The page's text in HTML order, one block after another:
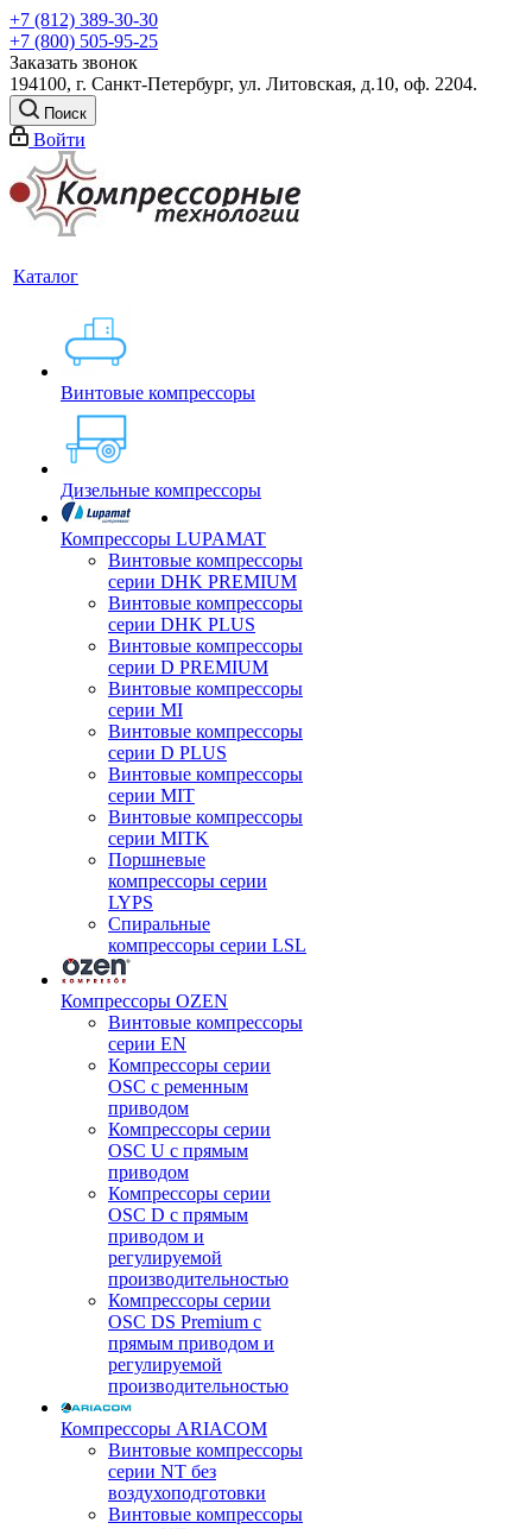
+7 (812) 389-30-30
+7 (800) 505-95-25
Заказать звонок
194100, г. Санкт-Петербург, ул. Литовская, д.10, оф. 2204.
Поиск
Войти
Каталог
Винтовые компрессоры
Дизельные компрессоры
Компрессоры LUPAMAT
Винтовые компрессоры
серии DHK PREMIUM
Винтовые компрессоры
серии DHK PLUS
Винтовые компрессоры
серии D PREMIUM
Винтовые компрессоры
серии MI
Винтовые компрессоры
серии D PLUS
Винтовые компрессоры
серии MIT
Винтовые компрессоры
серии MITK
Поршневые
компрессоры серии
LYPS
Спиральные
компрессоры серии LSL
Компрессоры OZEN
Винтовые компрессоры
серии EN
Компрессоры серии
OSC с ременным
приводом
Компрессоры серии
OSC U с прямым
приводом
Компрессоры серии
OSC D с прямым
приводом и
регулируемой
производительностью
Компрессоры серии
OSC DS Premium с
прямым приводом и
регулируемой
производительностью
Компрессоры ARIACOM
Винтовые компрессоры
серии NT без
воздухоподготовки
Винтовые компрессоры